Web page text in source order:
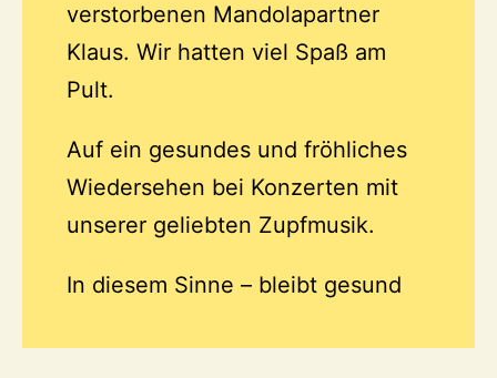
verstorbenen Mandolapartner
Klaus. Wir hatten viel Spaß am
Pult.
Auf ein gesundes und fröhliches
Wiedersehen bei Konzerten mit
unserer geliebten Zupfmusik.
In diesem Sinne – bleibt gesund